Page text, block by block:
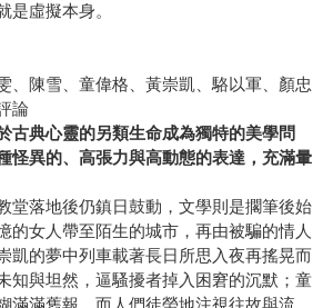
是虛擬本身。
陳雪、童偉格、黃崇凱、駱以軍、顏忠
論
古典心靈的另類生命成為獨特的美學問
怪異的、高張力與高動態的表達，充滿暈
堂落地後仍鎮日鼓動，文學則是擱筆後始
的女人帶至陌生的城市，再由被騙的情人
凱的夢中列車載著長日所思入夜再搖晃而
知與坦然，逼騷擾者掉入困窘的沉默；童
滿滿舊報，而人們徒勞地注視往故與流